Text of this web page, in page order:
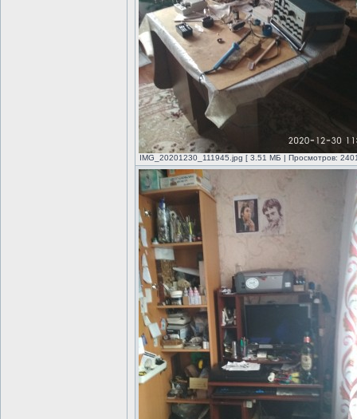
IMG_20201230_111945.jpg [ 3.51 МБ | Просмотров: